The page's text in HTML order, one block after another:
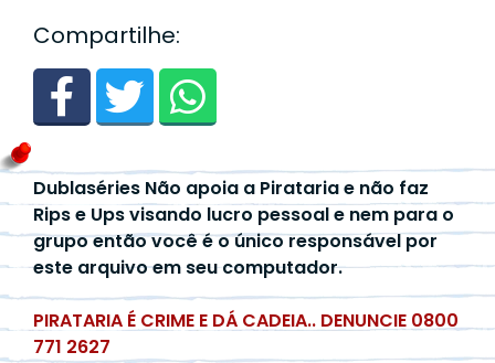
Compartilhe:
Dublaséries Não apoia a Pirataria e não faz
Rips e Ups visando lucro pessoal e nem para o
grupo então você é o único responsável por
este arquivo em seu computador.
PIRATARIA É CRIME E DÁ CADEIA.. DENUNCIE 0800
771 2627